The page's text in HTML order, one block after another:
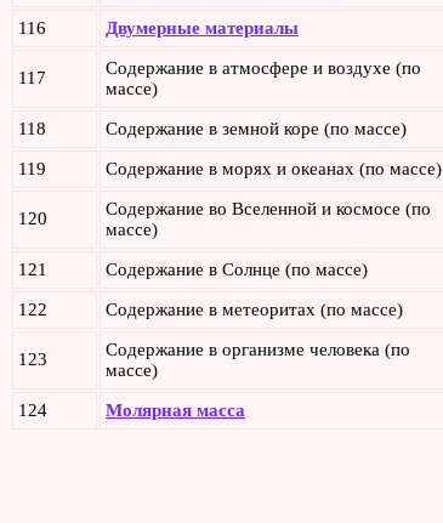
116 Двумерные материалы
117
Содержание в атмосфере и воздухе (по
массе)
118 Содержание в земной коре (по массе)
119 Содержание в морях и океанах (по массе)
120
Содержание во Вселенной и космосе (по
массе)
121 Содержание в Солнце (по массе)
122 Содержание в метеоритах (по массе)
123
Содержание в организме человека (по
массе)
124 Молярная масса